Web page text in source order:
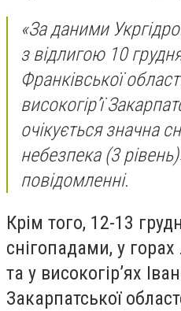
«За даними
з відлигою 10
Франкiвської
високогір’ї
очікується значна
небезпека (3
повідомленні.
Крім того, 12-13
снігопадами, у горах
та у високогір’ях
Закарпатської